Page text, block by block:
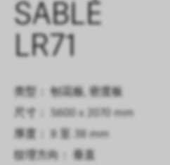
SABLÈ
LR71
类型： 刨花板, 密度板
尺寸： 5600 x 2070 mm
厚度： 8 至 38 mm
纹理方向： 垂直